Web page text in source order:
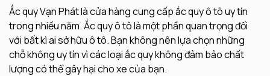
Ắc quy Vạn Phát là cửa hàng cung cấp ắc quy ô tô uy tín
trong nhiều năm. Ắc quy ô tô là một phần quan trọng đối
với bất kì ai sở hữu ô tô. Bạn không nên lựa chọn những
chỗ không uy tín vì các loại ắc quy không đảm bảo chất
lượng có thể gây hại cho xe của bạn.